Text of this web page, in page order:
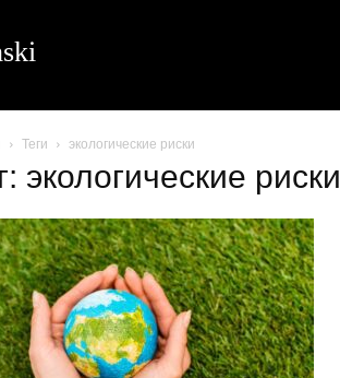
Теги экологические риски
экологические риски